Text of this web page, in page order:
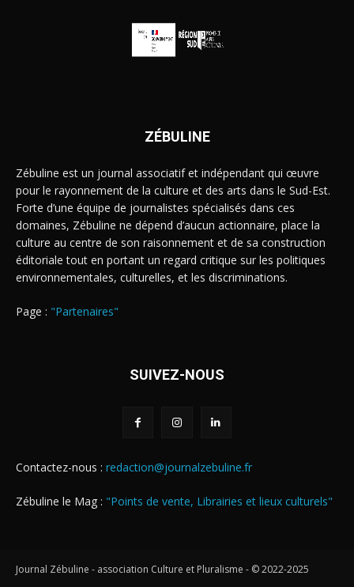
ZÉBULINE
Zébuline est un journal associatif et indépendant qui œuvre
pour le rayonnement de la culture et des arts dans le Sud-Est.
Forte d’une équipe de journalistes spécialisés dans ces
domaines, Zébuline ne dépend d’aucun actionnaire, place la
culture au centre de son raisonnement et de sa construction
éditoriale tout en portant un regard critique sur les politiques
environnementales, culturelles, et les discriminations.
Page : "Partenaires"
SUIVEZ-NOUS
Contactez-nous : redaction@journalzebuline.fr
Zébuline le Mag : "Points de vente, Librairies et lieux culturels"
Journal Zébuline - association Culture et Pluralisme - © 2022-2025